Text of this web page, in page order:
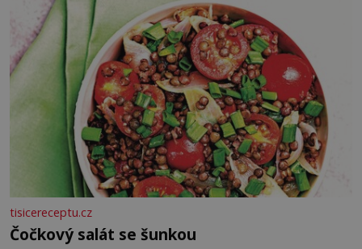
tisicereceptu.cz
Čočkový salát se šunkou